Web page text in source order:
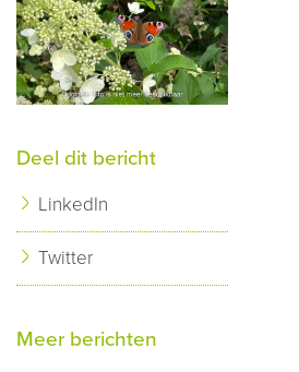
Deel dit bericht
LinkedIn
Twitter
Meer berichten